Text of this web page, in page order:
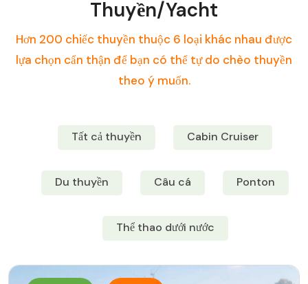
Thuyền/Yacht
Hơn 200 chiếc thuyền thuộc 6 loại khác nhau được
lựa chọn cẩn thận để bạn có thể tự do chèo thuyền
theo ý muốn.
Tất cả thuyền Cabin Cruiser
Du thuyền Câu cá Ponton
Thể thao dưới nước